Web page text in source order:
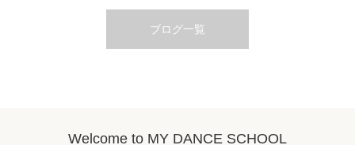
ブログ一覧
Welcome to MY DANCE SCHOOL